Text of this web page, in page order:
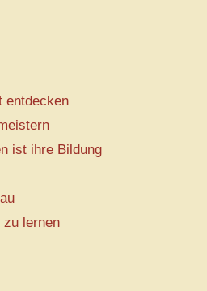
entdecken
ist ihre Bildung
zu lernen